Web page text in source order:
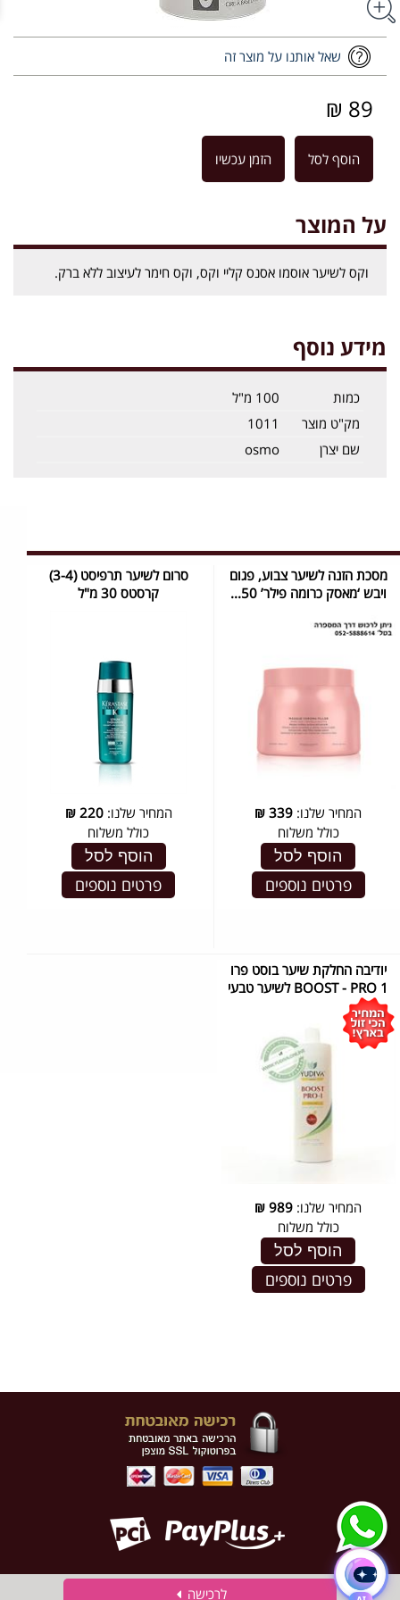
שאל אותנו על מוצר זה
89 ₪
הוסף לסל הזמן עכשיו
על המוצר
וקס לשיער אוסמו אסנס קליי וקס, וקס חימר לעיצוב ללא ברק.
מידע נוסף
כמות
100 מ"ל
מק"ט מוצר
1011
שם יצרן
osmo
מסכת הזנה לשיער צבוע, פגום
ויבש ‘מאסק כרומה פילר’ 50...
המחיר שלנו: 339
₪
כולל משלוח
הוסף לסל
פרטים נוספים
סרום לשיער תרפיסט (3-4)
קרסטס 30 מ"ל
המחיר שלנו:220
₪
כולל משלוח
הוסף לסל
פרטים נוספים
יודיבה החלקת שיער בוסט פרו
1 BOOST - PRO לשיער טבעי
המחיר שלנו: 989
₪
כולל משלוח
הוסף לסל
פרטים נוספים
לרכישה